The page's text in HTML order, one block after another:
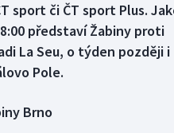
sport či ČT sport Plus.
představí Žabiny proti
La Seu, o týden později i
Pole.
Brno